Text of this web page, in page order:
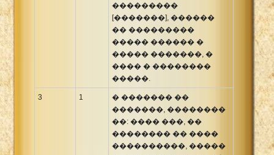
���������
[�������], ������
�� ���������
����� ������ �
����� �������, �
���� � ��������
�����.
3 1
� ������� ��
�������, ��������
��: ���� ���, ��
�������� �� ����
����������, �����